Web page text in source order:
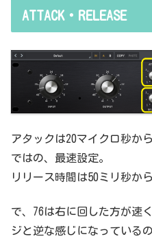
ATTACK・RELEASE
アタックは20マイクロ秒か
ではの、最速設定。
リリース時間は50ミリ秒か
で、76は右に回した方が速
ジと逆な感じになっている